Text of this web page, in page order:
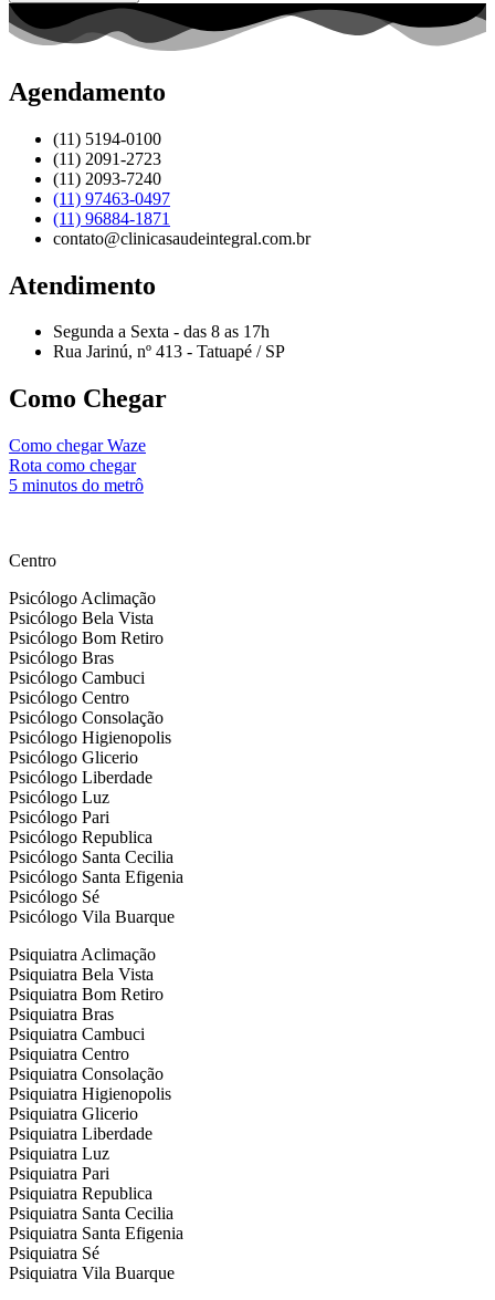
Agendamento
(11) 5194-0100
(11) 2091-2723
(11) 2093-7240
(11) 97463-0497
(11) 96884-1871
contato@clinicasaudeintegral.com.br
Atendimento
Segunda a Sexta - das 8 as 17h
Rua Jarinú, nº 413 - Tatuapé / SP
Como Chegar
Como chegar Waze
Rota como chegar
5 minutos do metrô
Centro
Psicólogo Aclimação
Psicólogo Bela Vista
Psicólogo Bom Retiro
Psicólogo Bras
Psicólogo Cambuci
Psicólogo Centro
Psicólogo Consolação
Psicólogo Higienopolis
Psicólogo Glicerio
Psicólogo Liberdade
Psicólogo Luz
Psicólogo Pari
Psicólogo Republica
Psicólogo Santa Cecilia
Psicólogo Santa Efigenia
Psicólogo Sé
Psicólogo Vila Buarque
Psiquiatra Aclimação
Psiquiatra Bela Vista
Psiquiatra Bom Retiro
Psiquiatra Bras
Psiquiatra Cambuci
Psiquiatra Centro
Psiquiatra Consolação
Psiquiatra Higienopolis
Psiquiatra Glicerio
Psiquiatra Liberdade
Psiquiatra Luz
Psiquiatra Pari
Psiquiatra Republica
Psiquiatra Santa Cecilia
Psiquiatra Santa Efigenia
Psiquiatra Sé
Psiquiatra Vila Buarque